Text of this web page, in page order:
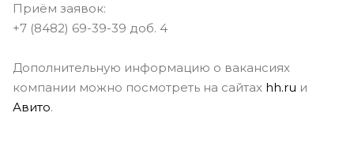
Приём заявок:
+7 (8482) 69-39-39 доб. 4
Дополнительную информацию о вакансиях
компании можно посмотреть на сайтах hh.ru и
Авито.